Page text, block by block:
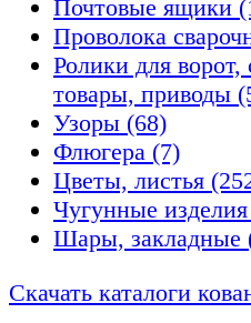
Почтовые ящики
Проволока
Ролики для
товары, приводы
Узоры (68)
Флюгepa (7)
Цвeты, лиcтья
Чугунные
Шары, закладные
Скачать каталоги